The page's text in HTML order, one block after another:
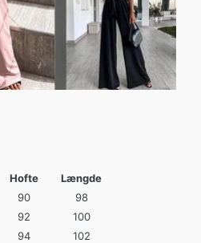
Hofte
Længde
90
98
92
100
94
102